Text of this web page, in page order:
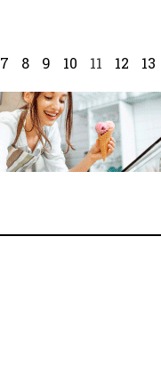
7 8 9 10 11 12 13